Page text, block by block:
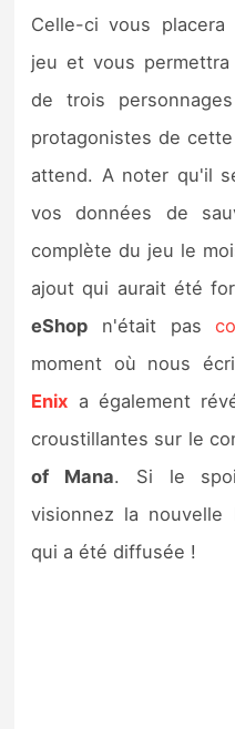
Précommandes
Précommandes
Sorties de jeux
Bons plans
Celle-ci vous
jeu et vous
de trois
protagonistes de
attend. A noter qu'il
vos données de
complète du jeu le
ajout qui aurait été
eShop n'était pas
moment où nous
Enix a également
croustillantes sur le
of Mana. Si le
visionnez la nouvelle
qui a été diffusée !